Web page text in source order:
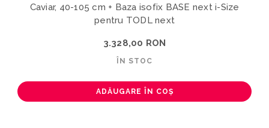
Caviar, 40-105 cm + Baza isofix BASE next i-Size
pentru TODL next
3.328,00 RON
ÎN STOC
ADĂUGARE ÎN COȘ